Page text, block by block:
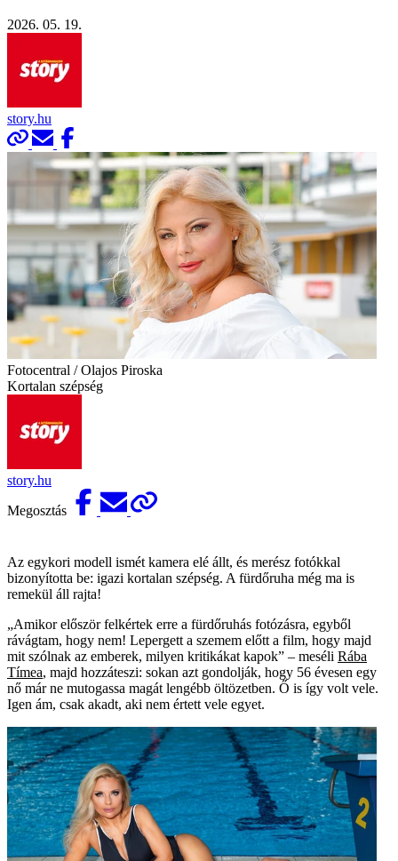
2026. 05. 19.
story.hu
Fotocentral / Olajos Piroska
Kortalan szépség
story.hu
Megosztás
Az egykori modell ismét kamera elé állt, és merész fotókkal
bizonyította be: igazi kortalan szépség. A fürdőruha még ma is
remekül áll rajta!
„Amikor először felkértek erre a fürdőruhás fotózásra, egyből
rávágtam, hogy nem! Lepergett a szemem előtt a film, hogy majd
mit szólnak az emberek, milyen kritikákat kapok” – meséli Rába
Tímea, majd hozzáteszi: sokan azt gondolják, hogy 56 évesen egy
nő már ne mutogassa magát lengébb öltözetben. Ő is így volt vele.
Igen ám, csak akadt, aki nem értett vele egyet.